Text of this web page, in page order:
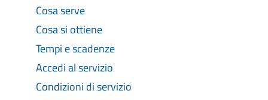
Cosa serve
Cosa si ottiene
Tempi e scadenze
Accedi al servizio
Condizioni di servizio